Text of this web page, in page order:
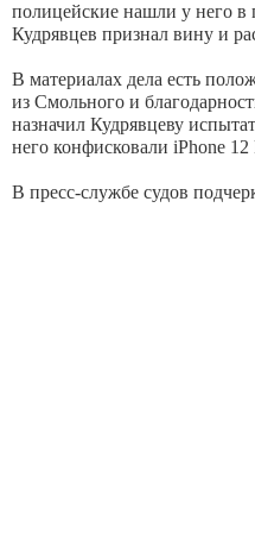
полицейские нашли у него в
Кудрявцев признал вину и
В материалах дела есть
из Смольного и
назначил Кудрявцеву
него конфисковали iPhone 12
В пресс-службе судов